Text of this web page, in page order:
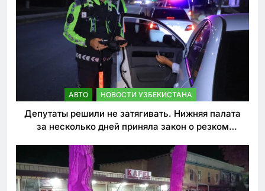
АВТО НОВОСТИ УЗБЕКИСТАНА
Депутаты решили не затягивать. Нижняя палата
за несколько дней приняла закон о резком